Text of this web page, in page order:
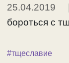
25.04.2019
бороться с
#тщеславие